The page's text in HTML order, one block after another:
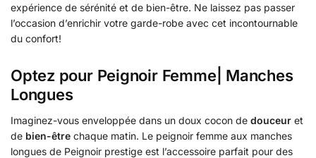
expérience de sérénité et de bien-être. Ne laissez pas passer
l’occasion d’enrichir votre garde-robe avec cet incontournable
du confort!
Optez pour Peignoir Femme| Manches
Longues
Imaginez-vous enveloppée dans un doux cocon de douceur et
de bien-être chaque matin. Le peignoir femme aux manches
longues de Peignoir prestige est l’accessoire parfait pour des